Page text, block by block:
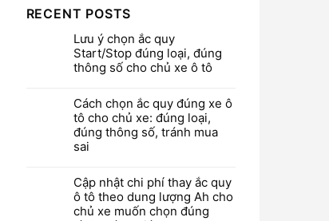
RECENT POSTS
Lưu ý chọn ắc quy
Start/Stop đúng loại, đúng
thông số cho chủ xe ô tô
Cách chọn ắc quy đúng xe ô
tô cho chủ xe: đúng loại,
đúng thông số, tránh mua
sai
Cập nhật chi phí thay ắc quy
ô tô theo dung lượng Ah cho
chủ xe muốn chọn đúng